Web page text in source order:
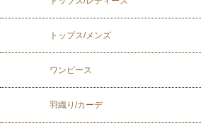
トップス/メンズ
ワンピース
羽織り/カーデ